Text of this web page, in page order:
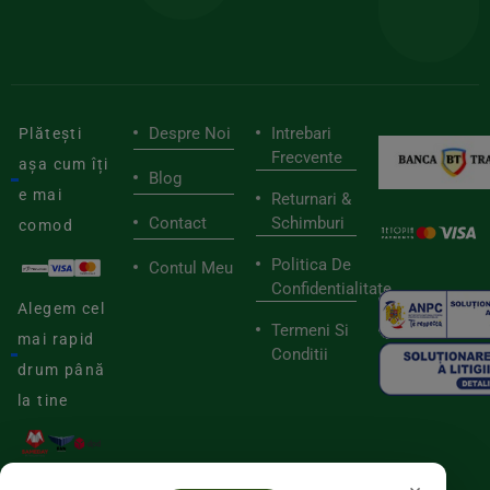
Plătești
așa cum îți
e mai
comod
Alegem cel
mai rapid
drum până
la tine
Despre Noi
Blog
Contact
Contul Meu
Intrebari
Frecvente
Returnari &
Schimburi
Politica De
Confidentialitate
Termeni Si
Conditii